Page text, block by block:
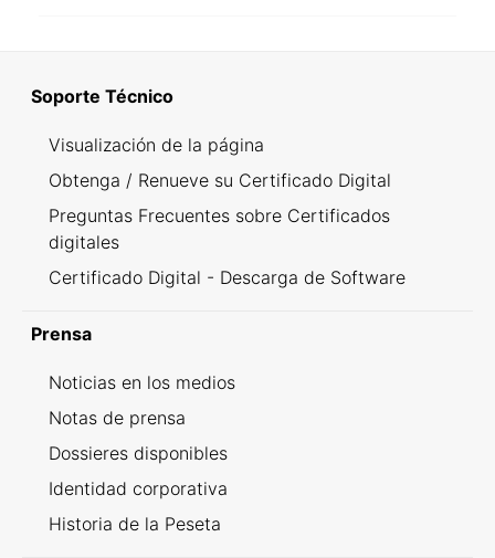
Soporte Técnico
Visualización de la página
Obtenga / Renueve su Certificado Digital
Preguntas Frecuentes sobre Certificados
digitales
Certificado Digital - Descarga de Software
Prensa
Noticias en los medios
Notas de prensa
Dossieres disponibles
Identidad corporativa
Historia de la Peseta